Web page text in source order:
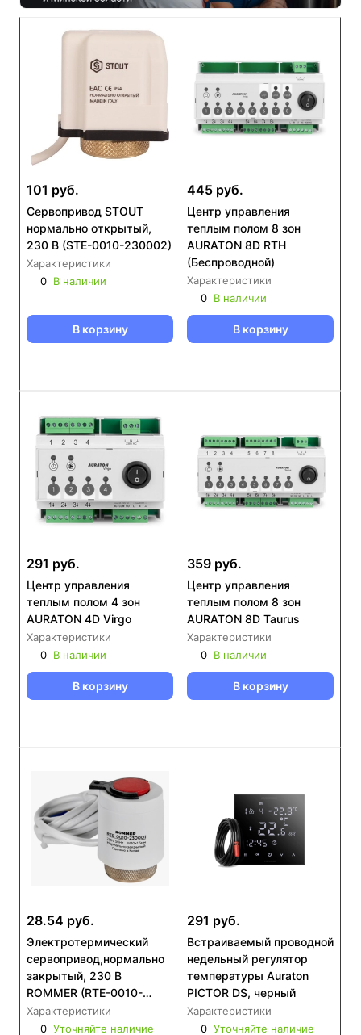
101 руб.
Сервопривод STOUT
нормально открытый,
230 В (STE-0010-230002)
Характеристики
0 В наличии
В корзину
445 руб.
Центр управления
теплым полом 8 зон
AURATON 8D RTH
(Беспроводной)
Характеристики
0 В наличии
В корзину
291 руб.
Центр управления
теплым полом 4 зон
AURATON 4D Virgo
Характеристики
0 В наличии
В корзину
359 руб.
Центр управления
теплым полом 8 зон
AURATON 8D Taurus
Характеристики
0 В наличии
В корзину
28.54 руб.
Электротермический
сервопривод,нормально
закрытый, 230 В
ROMMER (RTE-0010-
230001)
Характеристики
0 Уточняйте наличие
291 руб.
Встраиваемый проводной
недельный регулятор
температуры Auraton
PICTOR DS, черный
Характеристики
0 Уточняйте наличие